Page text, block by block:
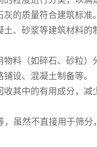
的质量符合建筑标准。
、砂浆等建筑材料的
料（如碎石、砂粒）
设、混凝土制备等。
其中的有用成分，减
虽然不直接用于筛